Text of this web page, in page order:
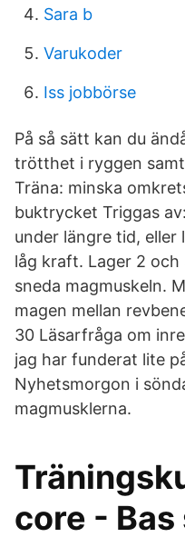
Sara b
Varukoder
Iss jobbörse
På så sätt kan du
trötthet i ryggen
Träna: minska
buktrycket Triggas
under längre tid, eller
låg kraft. Lager 2
sneda magmuskeln.
magen mellan
30 Läsarfråga om
jag har funderat lite
Nyhetsmorgon i
magmusklerna.
core - Bas